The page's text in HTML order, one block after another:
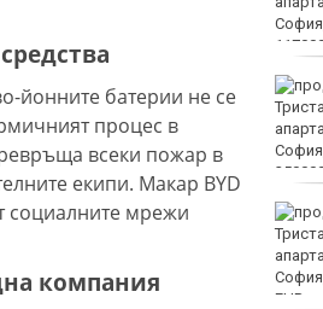
йонните батерии не се
процес в
всеки пожар в
екипи. Макар BYD
социалните мрежи
компания
ЦСКА удари с 3:0 Макаби
като гост
Тъжна вест! Почина
EUR